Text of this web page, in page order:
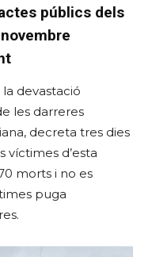
públics dels
devastació
les darreres
decreta tres dies
víctimes d’esta
morts i no es
puga